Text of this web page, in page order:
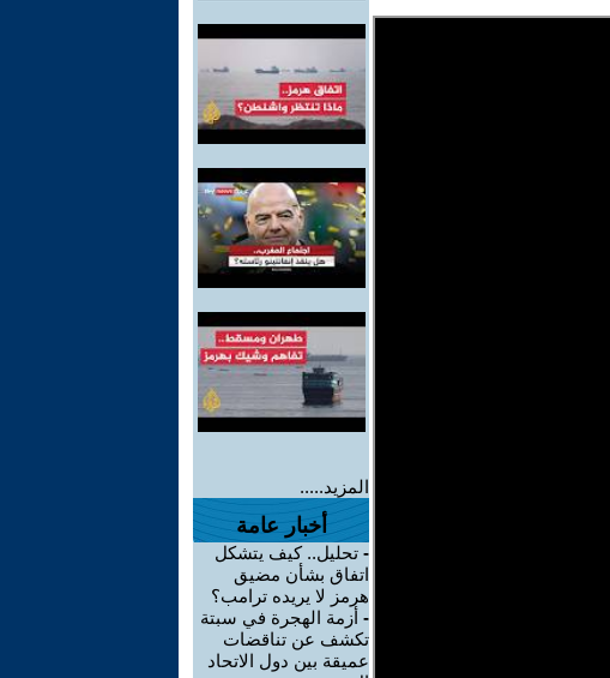
المزيد.....
أخبار عامة
- تحليل.. كيف يتشكل
اتفاق بشأن مضيق
هرمز لا يريده ترامب؟
- أزمة الهجرة في سبتة
تكشف عن تناقضات
عميقة بين دول الاتحاد